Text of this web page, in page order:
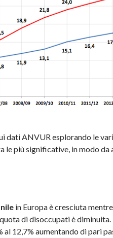
dati ANVUR esplorando le
più significative, in modo da
in Europa è cresciuta
di disoccupati è diminuita.
12,7% aumentando di pari